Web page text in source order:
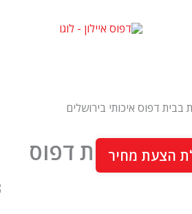
הפקות דפוסהצעת מחיר